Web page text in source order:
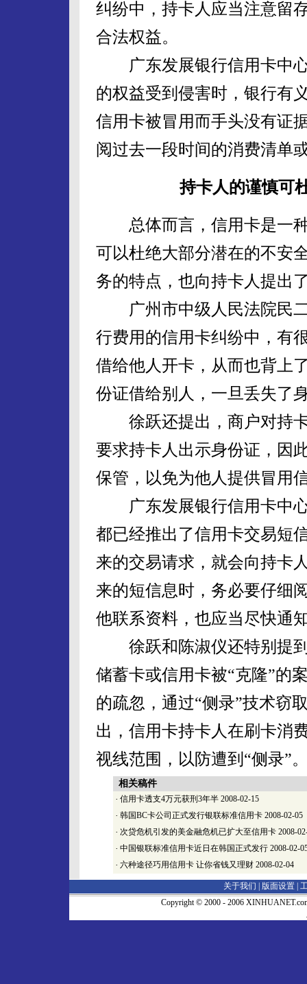
纠纷中，持卡人应当注意留
合法权益。
广东发展银行信用卡中心
的权益受到侵害时，银行有
信用卡被冒用而手头没有证
阅过去一段时间的消费清单
持卡人的谨慎可
总体而言，信用卡是一种
可以杜绝大部分潜在的不安
务的特点，也向持卡人提出
广州市中级人民法院民二
行费用的信用卡纠纷中，有
借给他人开卡，从而也背上
份证借给别人，一旦丢失了
徐跃还提出，商户对持卡
要求持卡人出示身份证，因
保管，以免为他人提供冒用
广东发展银行信用卡中心
都已经推出了信用卡交易短
来的交易请求，就会向持卡
来的短信息时，务必要仔细
他联系资料，也应当尽快通
徐跃和陈淑仪还特别提到
储蓄卡或信用卡被“克隆”的
的疏忽，通过“侧录”技术窃
出，信用卡持卡人在刷卡消
视线范围，以防遭到“侧录”
相关稿件
· 信用卡透支4万元获刑3年半 2008-02-15
· 韩国BC卡公司正式发行银联标准信用卡 2008-02-05
· 次贷危机引发的美金融危机已扩大至信用卡 2008-
· 中国银联标准信用卡近日在韩国正式发行 2008-02-
· 六种途径巧用信用卡 让你省钱又理财 2008-02-04
关于我们 | 版面设置
Copyright © 2000 - 2006